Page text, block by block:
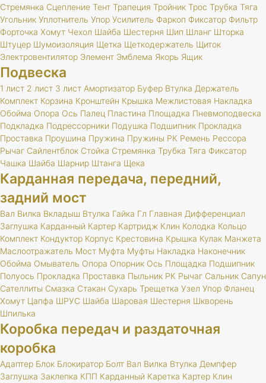
Стремянка Сцепление Тент Трапеция Тройник Трос Трубка Тяга
Угольник Уплотнитель Упор Усилитель Фаркоп Фиксатор Фильтр
Форточка Хомут Чехол Шайба Шестерня Шип Шланг Шторка
Штуцер Шумоизоляция Щетка Щеткодержатель Щиток
Электровентилятор Элемент Эмблема Якорь Ящик
Подвеска
1 лист 2 лист 3 лист Амортизатор Буфер Втулка Держатель
Комплект Корзина Кронштейн Крышка Межлистовая Накладка
Обойма Опора Ось Палец Пластина Площадка Пневмоподвеска
Подкладка Подрессорники Подушка Подшипник Прокладка
Проставка Проушина Пружина Пружины РК Ремень Рессора
Рычаг Сайлентблок Стойка Стремянка Трубка Тяга Фиксатор
Чашка Шайба Шарнир Штанга Щека
Карданная передача, передний,
задний мост
Вал Вилка Вкладыш Втулка Гайка Гл Главная Дифференциал
Заглушка Карданный Картер Картридж Клин Колодка Кольцо
Комплект Кондуктор Корпус Крестовина Крышка Кулак Манжета
Маслоотражатель Мост Муфта Муфты Накладка Наконечник
Обойма Омыватель Опора Опорник Ось Площадка Подшипник
Полуось Прокладка Проставка Пыльник РК Рычаг Сальник Сапун
Сателлиты Смазка Стакан Сухарь Трещетка Узел Упор Фланец
Хомут Цапфа ШРУС Шайба Шаровая Шестерня Шкворень
Шпилька
Коробка передач и раздаточная
коробка
Адаптер Блок Блокиратор Болт Вал Вилка Втулка Демпфер
Заглушка Заклепка КПП Карданный Каретка Картер Клин